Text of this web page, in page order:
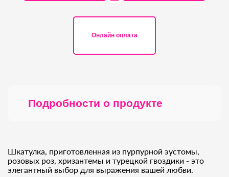
Онлайн оплата
Подробности о продукте
Шкатулка, приготовленная из пурпурной эустомы,
розовых роз, хризантемы и турецкой гвоздики - это
элегантный выбор для выражения вашей любви.